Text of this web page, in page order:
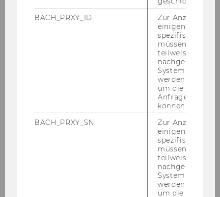
Galerie
KSW Informationsabend Univ.-Prof. Dr. Dr.
Symposium „Verjährung im Öffentlichen
BACH_PRXY_ID
Zur Anzeige von
einigen WU-
spezifischen
müssen
teilweise von
nachgelagerten
System
werden.
um die Antwort
Anfrage
können.
BACH_PRXY_SN
Zur Anzeige von
einigen WU-
spezifischen
müssen
teilweise von
nachgelagerten
System
werden.
um die Antwort